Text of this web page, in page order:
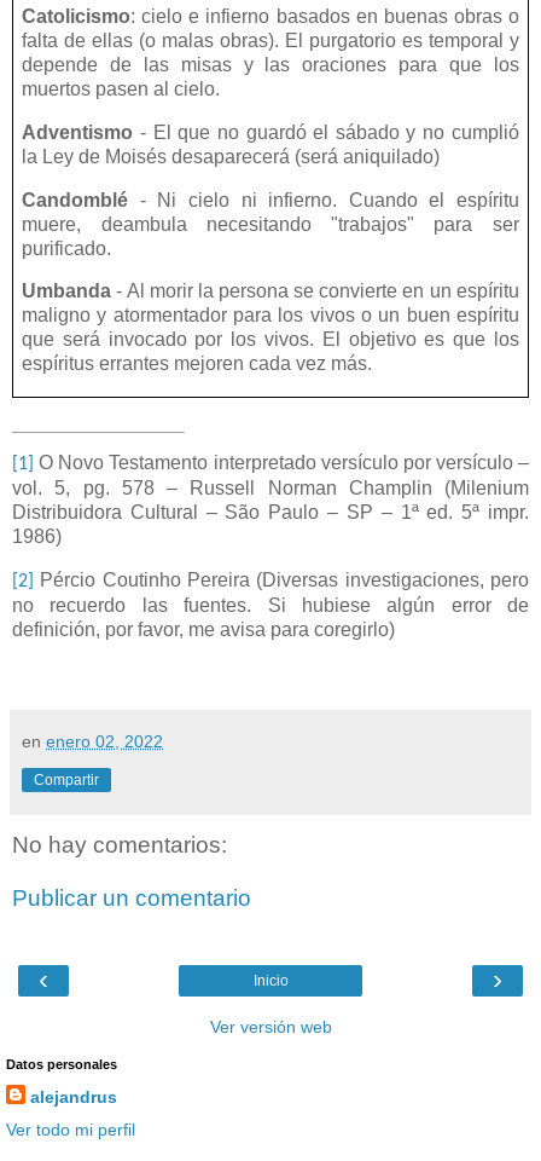
Catolicismo: cielo e infierno basados ​​en buenas obras o
falta de ellas (o malas obras). El purgatorio es temporal y
depende de las misas y las oraciones para que los
muertos pasen al cielo.
Adventismo - El que no guardó el sábado y no cumplió
la Ley de Moisés desaparecerá (será aniquilado)
Candomblé - Ni cielo ni infierno. Cuando el espíritu
muere, deambula necesitando "trabajos" para ser
purificado.
Umbanda - Al morir la persona se convierte en un espíritu
maligno y atormentador para los vivos o un buen espíritu
que será invocado por los vivos. El objetivo es que los
espíritus errantes mejoren cada vez más.
[1] O Novo Testamento interpretado versículo por versículo –
vol. 5, pg. 578 – Russell Norman Champlin (Milenium
Distribuidora Cultural – São Paulo – SP – 1ª ed. 5ª impr.
1986)
[2]
Pércio Coutinho Pereira (Diversas investigaciones, pero
no recuerdo las fuentes. Si hubiese algún error de
definición, por favor, me avisa para coregirlo)
en enero 02, 2022
Compartir
No hay comentarios:
Publicar un comentario
‹ ›
Inicio
Ver versión web
Datos personales
alejandrus
Ver todo mi perfil